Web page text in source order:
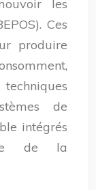
les
Ces
produire
de
intégrés
de la